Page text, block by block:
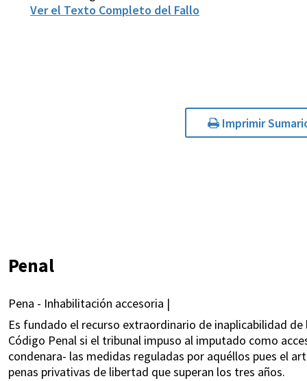
Ver el Texto Completo del Fallo
Imprimir
Penal
Pena - Inhabilitación accesoria |
Es fundado el recurso extraordinario de inaplicabilidad
Código Penal si el tribunal impuso al imputado como
condenara- las medidas reguladas por aquéllos pues el
penas privativas de libertad que superan los tres años.